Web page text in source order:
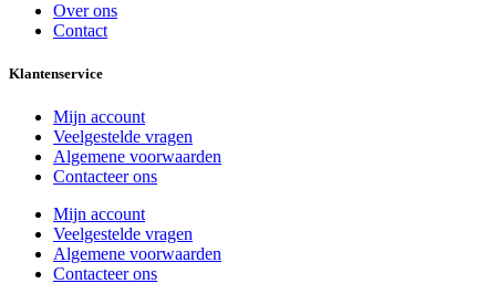
Over ons
Contact
Klantenservice
Mijn account
Veelgestelde vragen
Algemene voorwaarden
Contacteer ons
Mijn account
Veelgestelde vragen
Algemene voorwaarden
Contacteer ons